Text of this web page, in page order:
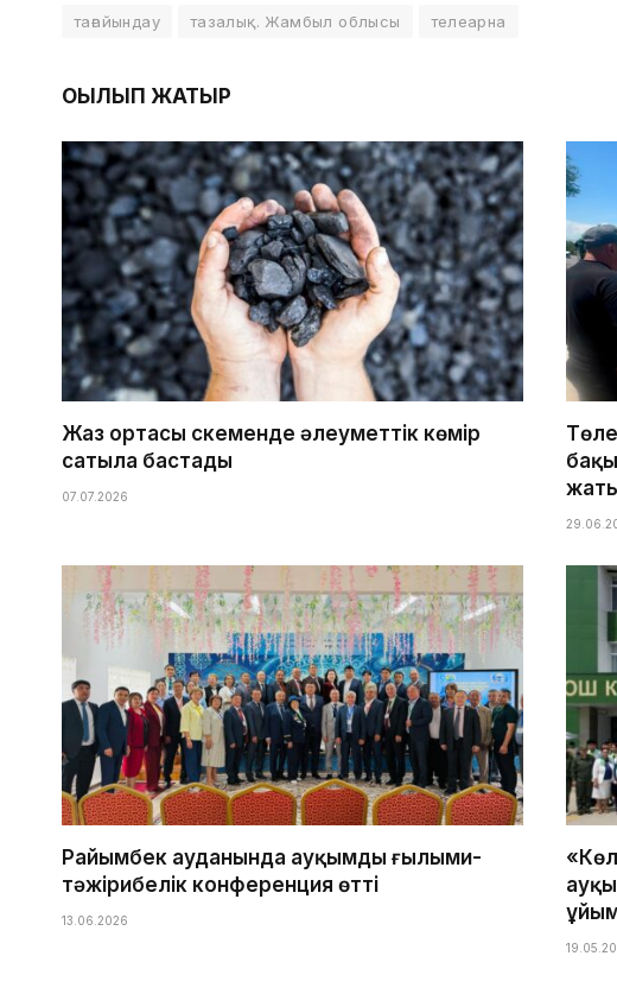
тағайындау тазалық. Жамбыл облысы телеарна
ОҚЫЛЫП ЖАТЫР
Жаз ортасы Өскеменде әлеуметтік көмір
сатыла бастады
07.07.2026
Райымбек ауданында ауқымды ғылыми-
тәжірибелік конференция өтті
13.06.2026